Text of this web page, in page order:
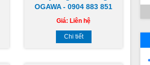
OGAWA - 0904 883 851
Giá: Liên hệ
Chi tiết